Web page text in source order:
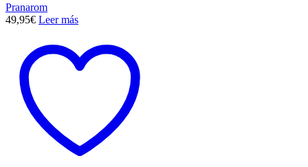
Pranarom
49,95€ Leer más